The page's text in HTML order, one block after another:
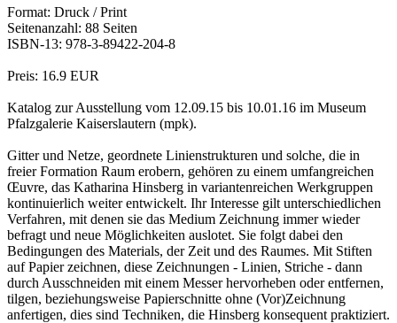
Format: Druck / Print
Seitenanzahl: 88 Seiten
ISBN-13: 978-3-89422-204-8
Preis: 16.9 EUR
Katalog zur Ausstellung vom 12.09.15 bis 10.01.16 im Museum
Pfalzgalerie Kaiserslautern (mpk).
Gitter und Netze, geordnete Linienstrukturen und solche, die in
freier Formation Raum erobern, gehören zu einem umfangreichen
Œuvre, das Katharina Hinsberg in variantenreichen Werkgruppen
kontinuierlich weiter entwickelt. Ihr Interesse gilt unterschiedlichen
Verfahren, mit denen sie das Medium Zeichnung immer wieder
befragt und neue Möglichkeiten auslotet. Sie folgt dabei den
Bedingungen des Materials, der Zeit und des Raumes. Mit Stiften
auf Papier zeichnen, diese Zeichnungen - Linien, Striche - dann
durch Ausschneiden mit einem Messer hervorheben oder entfernen,
tilgen, beziehungsweise Papierschnitte ohne (Vor)Zeichnung
anfertigen, dies sind Techniken, die Hinsberg konsequent praktiziert.